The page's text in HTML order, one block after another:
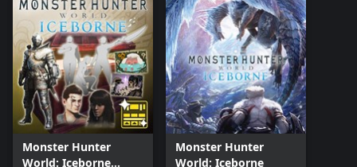
Monster Hunter
World: Iceborne
Monster Hunter
World: Iceborne